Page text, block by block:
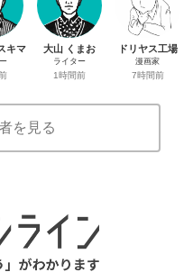
キマ 大山 くまお
ライター
1時間前
ドリヤス工場
漫画家
7時間前
を見る